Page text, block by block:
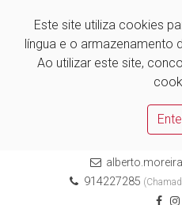
Este site utiliza cookies
língua e o armazenamento
Ao utilizar este site,
914227285